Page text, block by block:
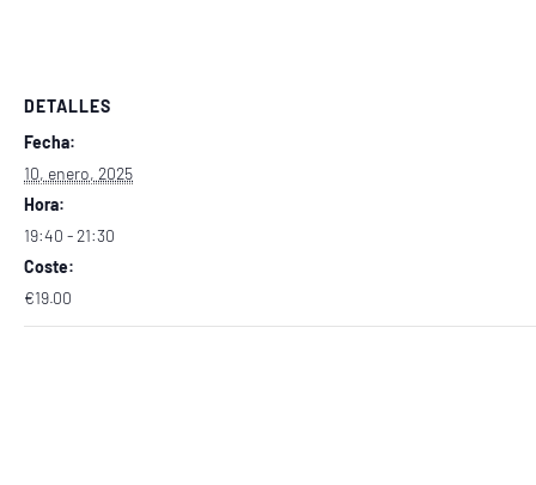
DETALLES
Fecha:
10, enero, 2025
Hora:
19:40 - 21:30
Coste:
€19.00